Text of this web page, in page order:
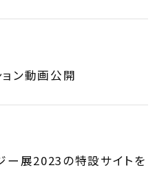
ン動画公開
ー展2023の特設サイトを